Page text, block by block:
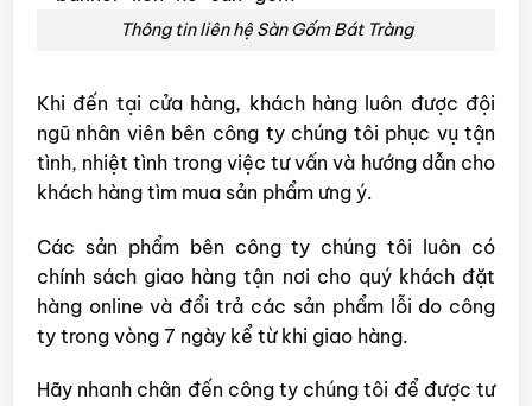
Thông tin liên hệ Sàn Gốm Bát Tràng
Khi đến tại cửa hàng, khách hàng luôn được đội
ngũ nhân viên bên công ty chúng tôi phục vụ tận
tình, nhiệt tình trong việc tư vấn và hướng dẫn cho
khách hàng tìm mua sản phẩm ưng ý.
Các sản phẩm bên công ty chúng tôi luôn có
chính sách giao hàng tận nơi cho quý khách đặt
hàng online và đổi trả các sản phẩm lỗi do công
ty trong vòng 7 ngày kể từ khi giao hàng.
Hãy nhanh chân đến công ty chúng tôi để được tư